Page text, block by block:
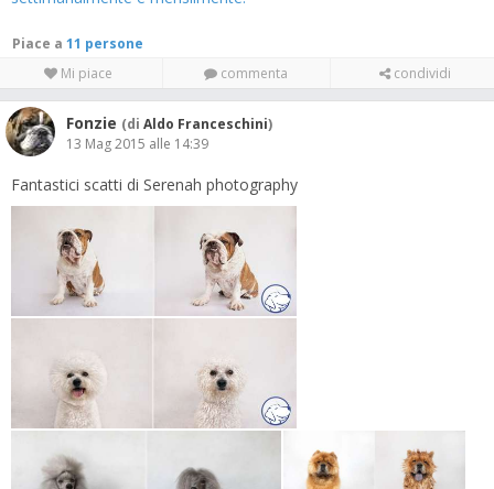
Piace a
11 persone
Mi piace
commenta condividi
Fonzie (di Aldo Franceschini)
13 Mag 2015 alle 14:39
Fantastici scatti di Serenah photography